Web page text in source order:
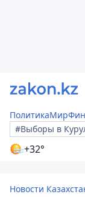
ПолитикаМир
#Выборы в
+32°
Новости